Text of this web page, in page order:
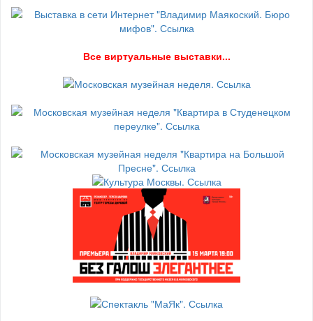
Все виртуальные выставки...